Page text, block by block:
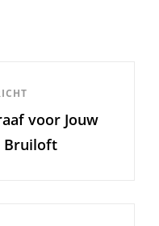
voor Jouw
Bruiloft